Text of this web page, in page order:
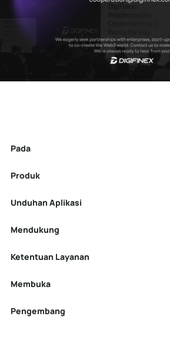
Pada
Produk
Unduhan Aplikasi
Mendukung
Ketentuan Layanan
Membuka
Pengembang